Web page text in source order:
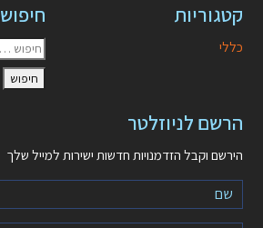
קטגוריות
כללי
חיפוש
הרשם לניוזלטר
הירשם וקבל הזדמנויות חדשות ישירות למייל שלך